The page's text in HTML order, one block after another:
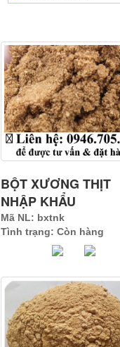
BỘT XƯƠNG THỊT
NHẬP KHẨU
Mã NL: bxtnk
Tình trạng: Còn hàng